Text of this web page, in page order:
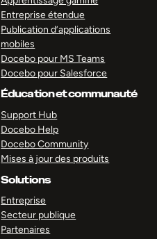
Entreprise étendue
Publication d’applications
mobiles
Docebo pour MS Teams
Docebo pour Salesforce
Éducation et communauté
Support Hub
Docebo Help
Docebo Community
Mises à jour des produits
Solutions
Entreprise
Secteur publique
Partenaires